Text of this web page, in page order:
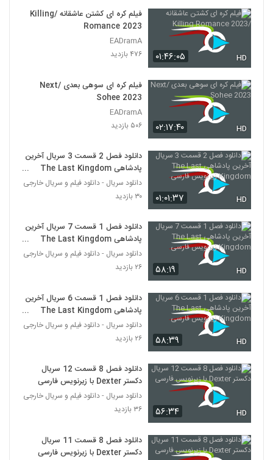
۰۱:۴۶:۰۵ HD
فیلم کره ای کشتن عاشقانه /Killing
Romance 2023
EADramA
۴۷۶ بازدید
۰۲:۱۷:۴۰ HD
فیلم کره ای سوهی بعدی /Next
Sohee 2023
EADramA
۵۰۶ بازدید
۰۱:۰۱:۳۷ HD
دانلود فصل 2 قسمت 3 سریال آخرین
پادشاهی The Last Kingdom
زیرنویس فارسی
دانلود سریال - دانلود فیلم و سریال خارجی
۳۰ بازدید
۵۸:۱۹ HD
دانلود فصل 1 قسمت 7 سریال آخرین
پادشاهی The Last Kingdom
زیرنویس فارسی
دانلود سریال - دانلود فیلم و سریال خارجی
۲۶ بازدید
۵۸:۳۹ HD
دانلود فصل 1 قسمت 6 سریال آخرین
پادشاهی The Last Kingdom
زیرنویس فارسی
دانلود سریال - دانلود فیلم و سریال خارجی
۲۶ بازدید
۵۶:۳۴ HD
دانلود فصل 8 قسمت 12 سریال
دکستر Dexter با زیرنویس فارسی
دانلود سریال - دانلود فیلم و سریال خارجی
۳۶ بازدید
دانلود فصل 8 قسمت 11 سریال
دکستر Dexter با زیرنویس فارسی